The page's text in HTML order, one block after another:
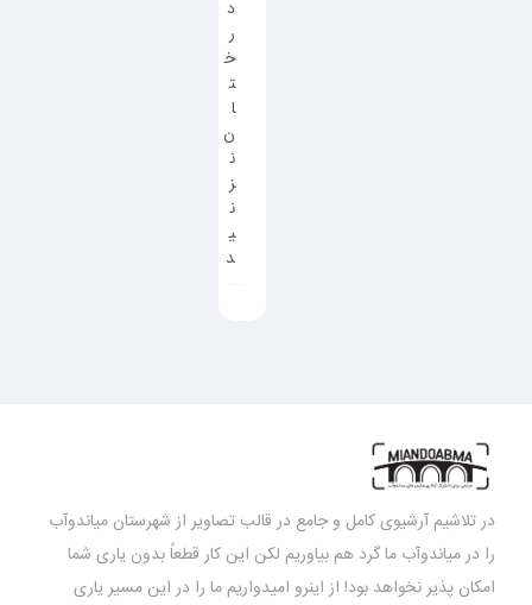
د
ر
خ
ت
ا
ن
ن
ز
ن
ی
د
در تلاشیم آرشیوی کامل و جامع در قالب تصاویر از شهرستان میاندوآب
را در میاندوآب ما گرد هم بیاوریم لکن این کار قطعاً بدون یاری شما
امکان پذیر نخواهد بود! از اینرو امیدواریم ما را در این مسیر یاری